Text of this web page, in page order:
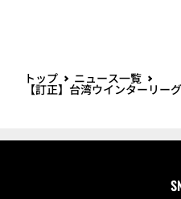
トップ ニュース一覧
【訂正】台湾ウインターリー